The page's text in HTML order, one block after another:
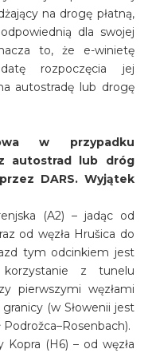
na drogę płatną,
dla swojej
to, że e-winietę
rozpoczęcia jej
autostradę lub drogę
w przypadku
autostrad lub dróg
DARS. Wyjątek
(A2) – jadąc od
od węzła Hrušica do
tym odcinkiem jest
z tunelu
pierwszymi węzłami
(w Słowenii jest
(H6) – od węzła